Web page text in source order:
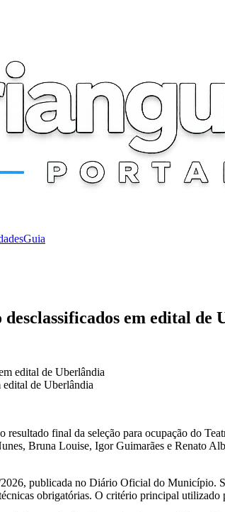
Guia
em edital de
edital de Uberlândia
final da seleção para ocupação do
Bruna Louise, Igor Guimarães e Renato
publicada no Diário Oficial do Município.
obrigatórias. O critério principal